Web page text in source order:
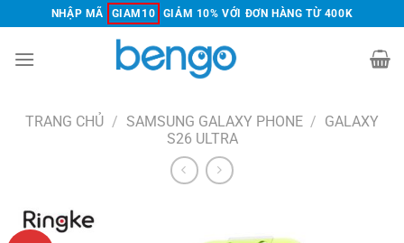
đến
nội
NHẬP MÃ GIAM10 GIẢM 10% VỚI ĐƠN HÀNG TỪ 400K
TRANG CHỦ / SAMSUNG GALAXY PHONE / GALAXY
S26 ULTRA